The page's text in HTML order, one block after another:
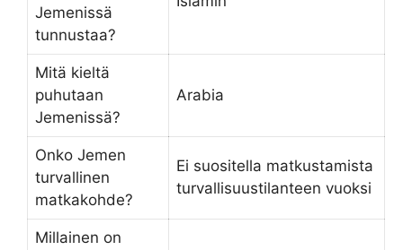
Jemenissä
tunnustaa?
Mitä kieltä
puhutaan
Jemenissä?
Arabia
Onko Jemen
turvallinen
matkakohde?
Ei suositella matkustamista
turvallisuustilanteen vuoksi
Millainen on